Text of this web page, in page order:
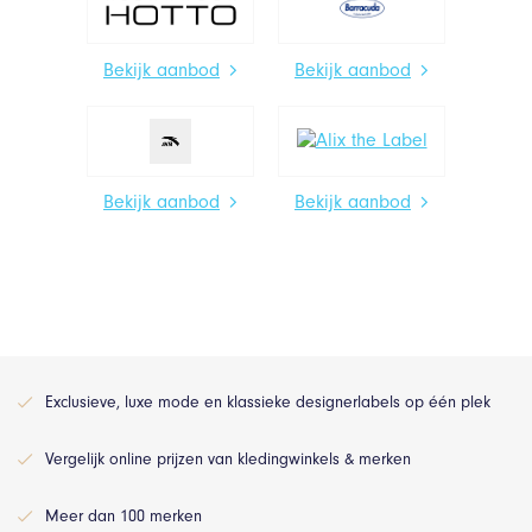
Bekijk aanbod Bekijk aanbod
Bekijk aanbod Bekijk aanbod
Exclusieve, luxe mode en klassieke designerlabels op één plek
Vergelijk online prijzen van kledingwinkels & merken
Meer dan 100 merken